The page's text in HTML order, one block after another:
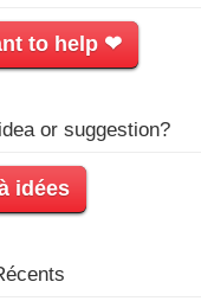
to help ❤
or suggestion?
idées